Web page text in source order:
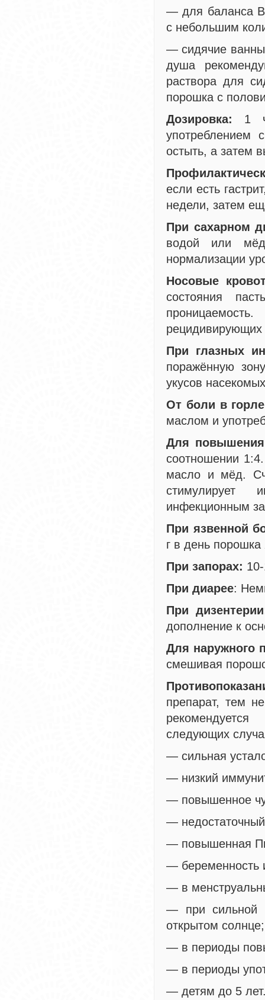
— для баланса
с небольшим
— сидячие
душа
раствора для
порошка с
Дозировка: 1
употреблением
остыть, а затем
если есть
недели, затем
При сахарном
водой или
нормализации
Носовые
состояния
рецидивирующих
При глазных
поражённую
укусов
От боли в
маслом и
Для
соотношении
масло и мёд.
стимулирует
инфекционным
При язвенной
г в день
При запорах:
При диарее:
При
дополнение к
Для наружного
смешивая
препарат, тем
следующих
— сильная
— низкий
— повышенное
—
— повышенная
— беременность
— в
— при сильной
открытом солнце;
— в периоды
— в периоды
— детям до 5